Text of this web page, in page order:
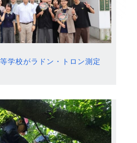
学校がラドン・トロン測定